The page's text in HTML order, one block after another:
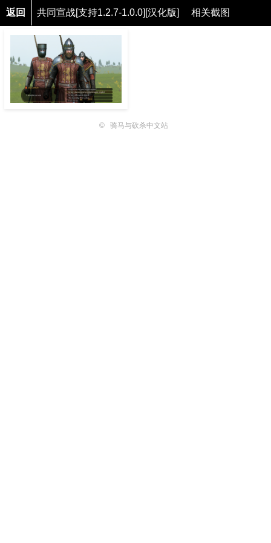
返回 共同宣战[支持1.2.7-1.0.0][汉化版] 相关截图
© 骑马与砍杀中文站